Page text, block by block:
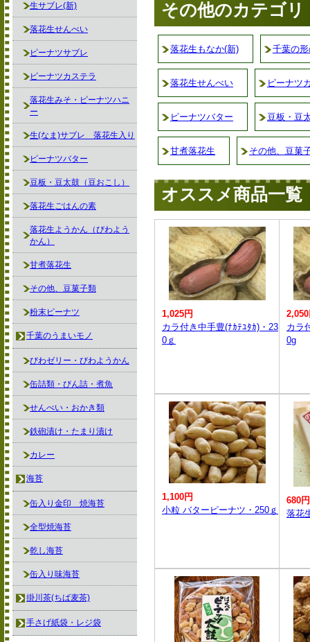
その他のカテゴリ
落花生もなか(新) 千葉の
落花生せんべい ピーナツ
ピーナツバター 豆板・豆
甘煮落花生 その他、豆菓
オススメ商品一覧
1,025円
カラ付き中手豊(ﾅｶﾃﾕﾀｶ)・23
0ｇ
カラ
0g
1,100円
小粒 バターピーナツ・250ｇ
680円
落花
生サブレ(新)
落花生せんべい
ピーナツサブレ
ピーナツカステラ
落花生みそ・ピーナツハニ
ー
生(なま)サブレ 落花生入り
ピーナツバター
豆板・豆太鼓（豆おこし）
落花生ごはんの素
落花生ようかん（びわよう
かん）
甘煮落花生
その他、豆菓子類
粉末ピーナツ
千葉のうまいモノ
びわゼリー・びわようかん
缶詰類・びん詰・煮魚
せんべい・おかき類
鉄砲漬け・たまり漬け
カレー
海苔
缶入り金印 焼海苔
全型焼海苔
乾し海苔
缶入り味海苔
掛川茶(ちば麦茶)
手さげ紙袋・レジ袋